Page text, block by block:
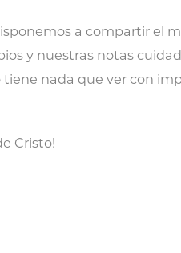
a compartir el
y nuestras notas
nada que ver con
Cristo!